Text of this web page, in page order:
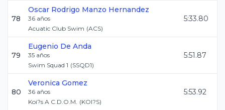
78
Oscar Rodrigo Manzo Hernandez
36 años
Acuatic Club Swim (ACS)
5:33.80
79
Eugenio De Anda
35 años
Swim Squad 1 (SSQD1)
5:51.87
80
Veronica Gomez
36 años
Koi?s A C.D.O.M. (KOI?S)
5:53.92